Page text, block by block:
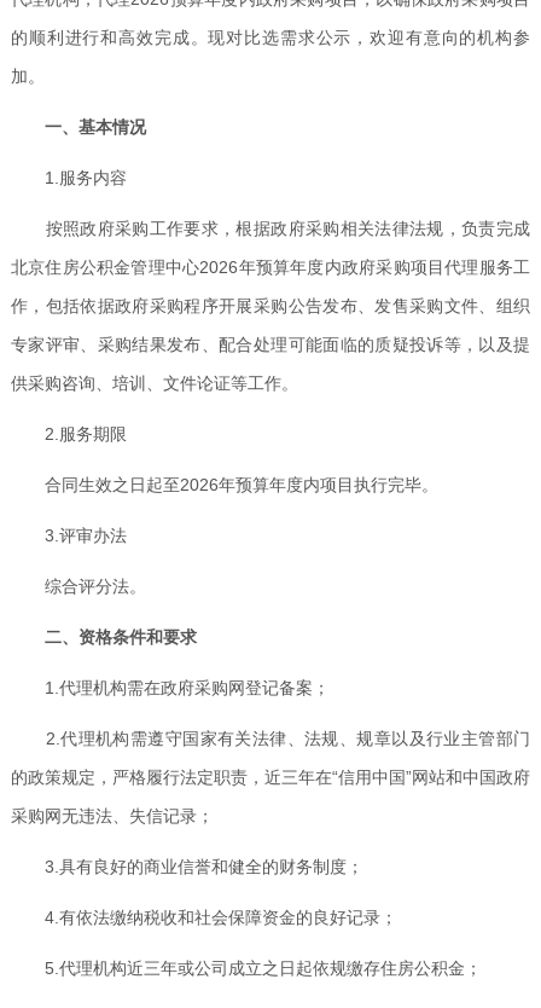
的顺利进行和高效完成。现对比选需求公示，欢迎有意向的机构参
加。
一、基本情况
1.服务内容
按照政府采购工作要求，根据政府采购相关法律法规，负责完成
北京住房公积金管理中心2026年预算年度内政府采购项目代理服务工
作，包括依据政府采购程序开展采购公告发布、发售采购文件、组织
专家评审、采购结果发布、配合处理可能面临的质疑投诉等，以及提
供采购咨询、培训、文件论证等工作。
2.服务期限
合同生效之日起至2026年预算年度内项目执行完毕。
3.评审办法
综合评分法。
二、资格条件和要求
1.代理机构需在政府采购网登记备案；
2.代理机构需遵守国家有关法律、法规、规章以及行业主管部门
的政策规定，严格履行法定职责，近三年在“信用中国”网站和中国政府
采购网无违法、失信记录；
3.具有良好的商业信誉和健全的财务制度；
4.有依法缴纳税收和社会保障资金的良好记录；
5.代理机构近三年或公司成立之日起依规缴存住房公积金；